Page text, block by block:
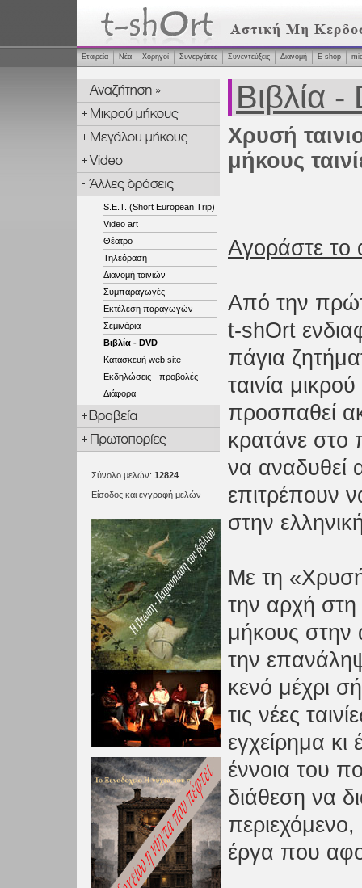
Εταιρεία Νέα Χορηγοί Συνεργάτες Συνεντεύξεις Διανομή Ε-shop
S.E.T. (Short European Trip)
Video art
Θέατρο
Τηλεόραση
Διανομή ταινιών
Συμπαραγωγές
Εκτέλεση παραγωγών
Σεμινάρια
Βιβλία - DVD
Κατασκευή web site
Εκδηλώσεις - προβολές
Διάφορα
Σύνολο μελών: 12824
Είσοδος και εγγραφή μελών
Βιβλία -
Χρυσή
μήκους
Αγοράστε
Από την
t-shOrt
πάγια
ταινία
προσπαθεί
κρατάνε στο
να αναδυθεί
επιτρέπουν
στην
Με τη
την αρχή στη
μήκους στην
την
κενό μέχρι
τις νέες
εγχείρημα
έννοια του
διάθεση να
έργα που